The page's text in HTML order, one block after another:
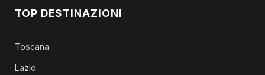
TOP DESTINAZIONI
Toscana
Lazio